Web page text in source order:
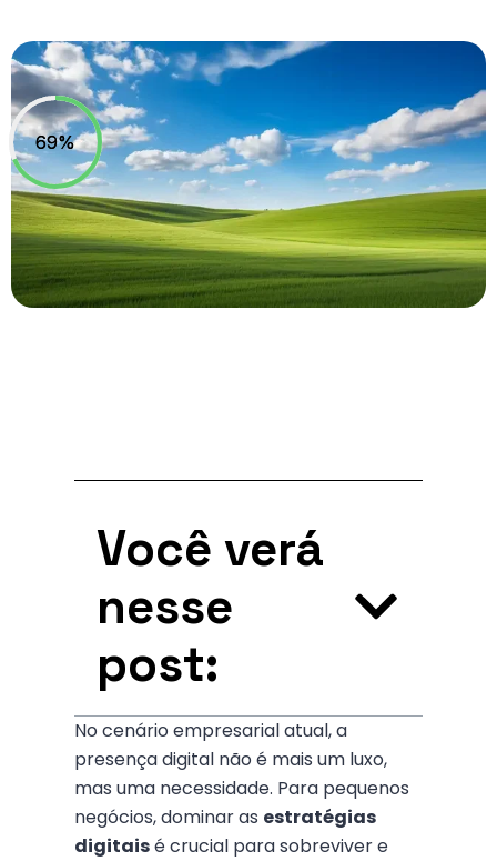
69%
69%
Você verá
nesse
post:
No cenário empresarial atual, a
presença digital não é mais um luxo,
mas uma necessidade. Para pequenos
negócios, dominar as estratégias
digitaisé crucial para sobreviver e